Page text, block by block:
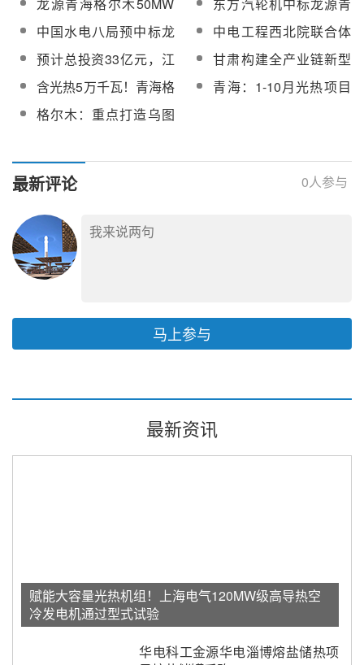
将成为全省主力军
机组中标候选人公示
龙源青海格尔木50MW
熔盐储能工程
150MW/6kV（10kV）
熔盐电加热器采购
东方汽轮机中标龙源青
海格尔木50MW熔盐储
能工程汽轮发电机组
中国水电八局预中标龙
源电力青海格尔木5万千
瓦熔盐储能工程场区PC
总承包
中电工程西北院联合体
总承包！三峡格尔木
100MW光热项目首片吸
热器管屏吊装顺利完成
预计总投资33亿元，江
苏首个GW级熔盐储能
（热）产业布局落户盐
城大丰
甘肃构建全产业链新型
能源体系调查，光热助
力丝路古道别样“风光”
含光热5万千瓦！青海格
尔木新能源已并网装机
906.3万千瓦
青海：1-10月光热项目
格尔木：重点打造乌图
多点发展格局
最新评论 0人参与
马上参与
最新资讯
赋能大容量光热机组！上海电气120MW级高导热空
冷发电机通过型式试验
华电科工金源华电淄博熔盐储热项